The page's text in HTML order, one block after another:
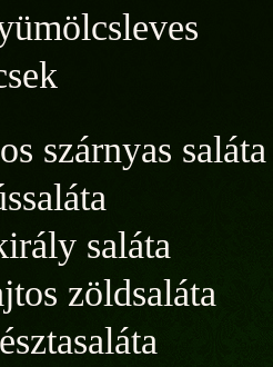
szárnyas saláta
saláta
zöldsaláta